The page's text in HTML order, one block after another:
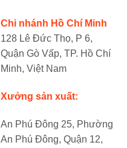
Chi nhánh Hồ Chí Minh
128 Lê Đức Thọ, P 6,
Quận Gò Vấp, TP. Hồ Chí
Minh, Việt Nam
Xưởng sản xuất:
An Phú Đông 25, Phường
An Phú Đông, Quận 12,